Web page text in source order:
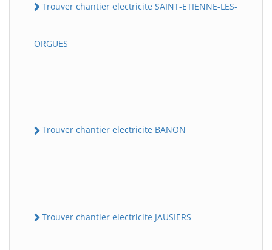
Trouver chantier electricite SAINT-ETIENNE-LES-
ORGUES
Trouver chantier electricite BANON
Trouver chantier electricite JAUSIERS